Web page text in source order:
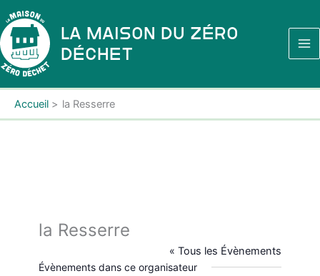
Aller
au
contenu
La Maison du Zéro
Déchet
Accueil la Resserre
la Resserre
« Tous les Évènements
Évènements dans ce organisateur